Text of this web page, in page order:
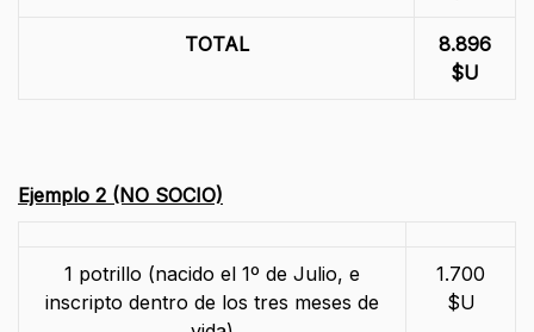
TOTAL
8.896
$U
Ejemplo 2 (NO SOCIO)
1 potrillo (nacido el 1º de Julio, e
inscripto dentro de los tres meses de
1.700
$U